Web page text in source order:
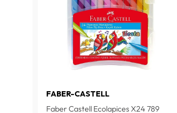
FABER-CASTELL
Faber Castell Ecolapices X24 789